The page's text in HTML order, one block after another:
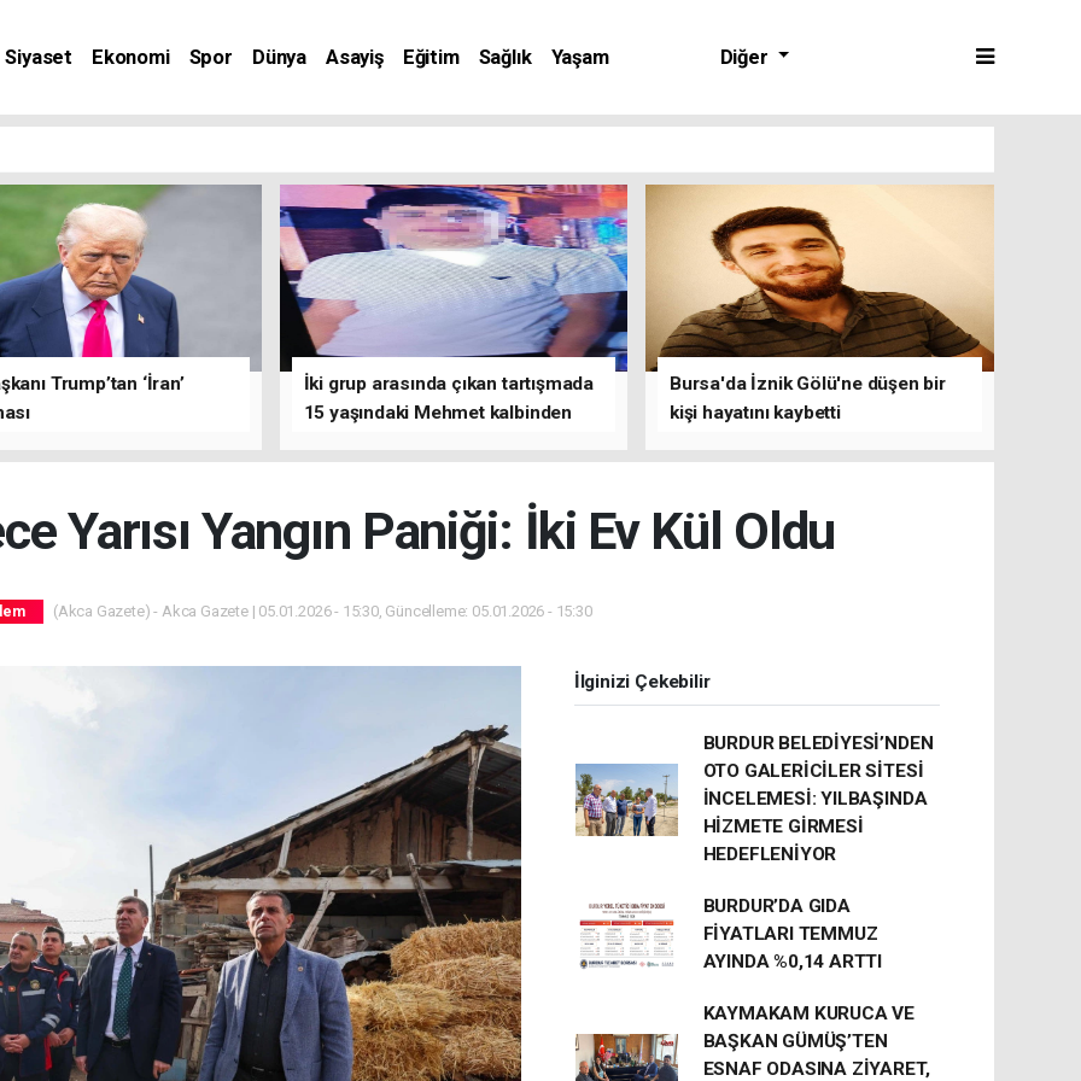
Siyaset Ekonomi Spor Dünya Asayiş Eğitim Sağlık
Yaşam
Diğer
Trump’tan ‘İran’
İki grup arasında çıkan tartışmada
15 yaşındaki Mehmet kalbinden
Bursa'da İznik Gölü'ne düşen bir
kişi hayatını kaybetti
Yarısı Yangın Paniği: İki Ev Kül Oldu
(Akca Gazete) - Akca Gazete | 05.01.2026 - 15:30, Güncelleme: 05.01.2026 - 15:30
İlginizi Çekebilir
BURDUR BELEDİYESİ’NDEN
OTO GALERİCİLER SİTESİ
İNCELEMESİ: YILBAŞINDA
HİZMETE GİRMESİ
HEDEFLENİYOR
BURDUR’DA GIDA
FİYATLARI TEMMUZ
AYINDA %0,14 ARTTI
KAYMAKAM KURUCA VE
BAŞKAN GÜMÜŞ’TEN
ESNAF ODASINA ZİYARET,